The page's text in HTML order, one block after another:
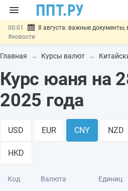
00:01
8 августа: важные документы,
#новости
07.08 Подписан закон о блокировке
«Честный знак»#новости
07.08
Госпошлину за устранение
07.08
Важно
Разработают единые
#новости
Главная Курсы валют
Курс юаня на
2025 года
USD EUR CNY NZD
HKD
Код Валюта Единиц